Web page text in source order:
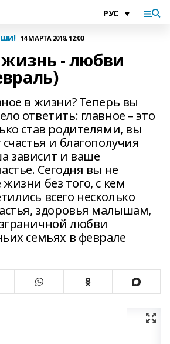
14 МАРТА 2018, 12:00
- любви
в жизни? Теперь вы
ответить: главное – это
став родителями, вы
и благополучия
зависит и ваше
Сегодня вы не
жизни без того, с кем
всего несколько
здоровья малышам,
любви
семьях в феврале